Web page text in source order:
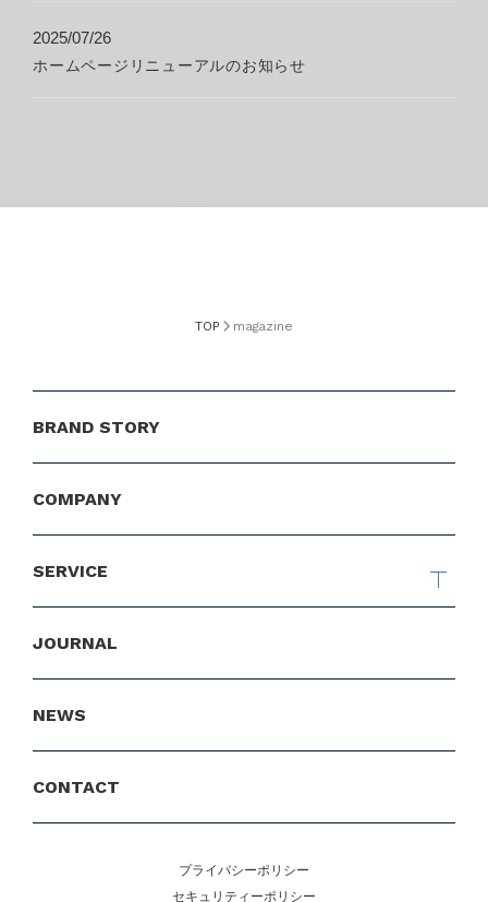
2025/07/26
ホームページリニューアルのお知らせ
TOP arrow_forward_ios magazine
BRAND STORY
COMPANY
SERVICE
空間デザイン & コーディネート
デジタルメディア & マーケティング
JOURNAL
NEWS
CONTACT
プライバシーポリシー
セキュリティーポリシー